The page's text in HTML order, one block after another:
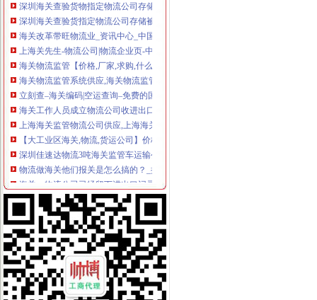
深圳海关查验货指定物流公司存储被指涉嫌垄断|深圳海关|指定物流公
海关改革带旺物流业_资讯中心_中国物流与采购网
上海关先生-物流公司|物流企业页-中国物流交易中心（智慧
海关物流监管【价格,厂家,求购,什么品牌好】-中国制造网,西安
海关物流监管系统供应,海关物流监管系统商机--软件
立刻查–海关编码|空运查询–免费的国际物流查询平台
海关工作人员成立物流公司收进出口商仓储费_新闻_腾讯网
上海海关监管物流公司供应,上海海关监管物流公司商机--
【大工业区海关,物流,货运公司】价格_厂家_图片-Hc360慧聪网
深圳佳速达物流3吨海关监管车运输公司
物流做海关他们报关是怎么搞的？_搜问问
海关、物流公司已经留下进出口记录-久久信息网
【2014年海关物流有限公司新招聘信息_电话_地址】-赶集网
海关物流监控解决方案-海关-技术文章-中国工控网
天津源海关务物流有限公司
【深圳保税区海关物流公司】价格_厂家_图片-Hc360慧聪网
海关集中物流监管系统,实力供应商-全球五金网
大工业区海关衡专线物流公司_云同盟
【海关物流园区服务】价格,厂家,图片,进出口全套代理,青岛保税
大工业区海关专线物流_云同盟